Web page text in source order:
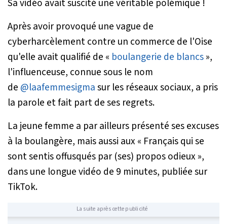
Après avoir provoqué une vague de
cyberharcèlement contre un commerce de l'Oise
qu'elle avait qualifié de « boulangerie de blancs»,
l'influenceuse, connue sous le nom
de @laafemmesigmasur les réseaux sociaux, a pris
la parole et fait part de ses regrets.
La jeune femme a par ailleurs présenté ses excuses
à la boulangère, mais aussi aux « Français qui se
sont sentis offusqués par (ses) propos odieux »,
dans une longue vidéo de 9 minutes, publiée sur
TikTok.
La suite après cette publicité